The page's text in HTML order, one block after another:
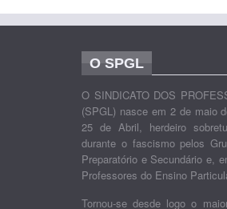
O SPGL
O SINDICATO DOS
(SPGL) nasce em 2 de maio
25 de Abril, herdeiro
durante o fascismo pelos
Preparatório e Secundário e,
Professores do Ensino
Tornou-se desde logo o